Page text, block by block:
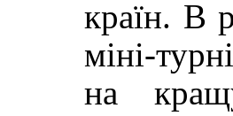
країн. В
міні-
на